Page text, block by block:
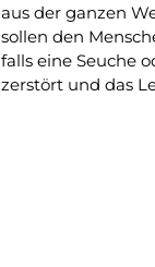
aus der ganzen
sollen den
falls eine Seuche
zerstört und das